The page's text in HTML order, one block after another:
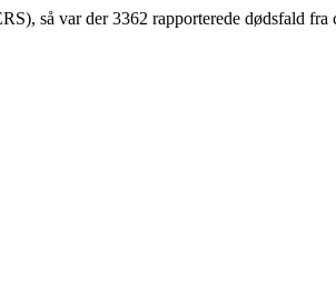
så var der 3362 rapporterede dødsfald